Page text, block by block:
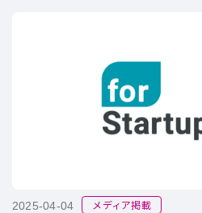
2025-04-04 メディア掲載